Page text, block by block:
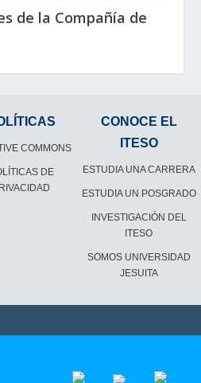
de la Compañía de
COMMONS
DE
CONOCE EL
ITESO
ESTUDIA UNA CARRERA
ESTUDIA UN POSGRADO
INVESTIGACIÓN DEL
ITESO
SOMOS UNIVERSIDAD
JESUITA